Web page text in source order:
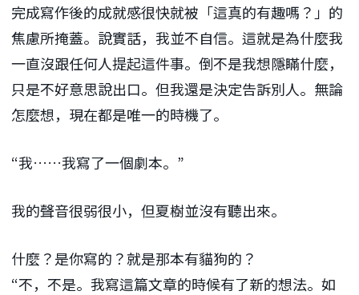
完成寫作後的成就感很快就被「這真的有趣嗎？」的
焦慮所掩蓋。說實話，我並不自信。這就是為什麼我
一直沒跟任何人提起這件事。倒不是我想隱瞞什麼，
只是不好意思說出口。但我還是決定告訴別人。無論
怎麼想，現在都是唯一的時機了。
“我……我寫了一個劇本。”
我的聲音很弱很小，但夏樹並沒有聽出來。
什麼？是你寫的？就是那本有貓狗的？
“不，不是。我寫這篇文章的時候有了新的想法。如